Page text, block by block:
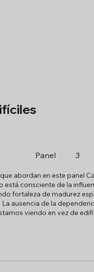
Panel 3
abordan en este panel
consciente de la
fortaleza de madurez
ausencia de la
viendo en vez de